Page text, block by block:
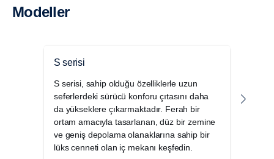
Modeller
S serisi
S serisi, sahip olduğu özelliklerle uzun
seferlerdeki sürücü konforu çıtasını daha
da yükseklere çıkarmaktadır. Ferah bir
ortam amacıyla tasarlanan, düz bir zemine
ve geniş depolama olanaklarına sahip bir
lüks cenneti olan iç mekanı keşfedin.